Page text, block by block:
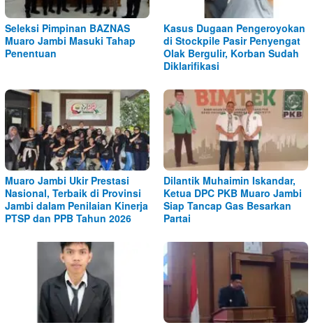
Seleksi Pimpinan BAZNAS
Muaro Jambi Masuki Tahap
Penentuan
Kasus Dugaan Pengeroyokan
di Stockpile Pasir Penyengat
Olak Bergulir, Korban Sudah
Diklarifikasi
Muaro Jambi Ukir Prestasi
Nasional, Terbaik di Provinsi
Jambi dalam Penilaian Kinerja
PTSP dan PPB Tahun 2026
Dilantik Muhaimin Iskandar,
Ketua DPC PKB Muaro Jambi
Siap Tancap Gas Besarkan
Partai